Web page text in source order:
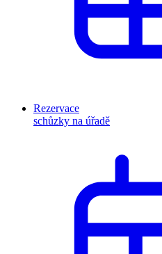
Rezervace
schůzky na úřadě